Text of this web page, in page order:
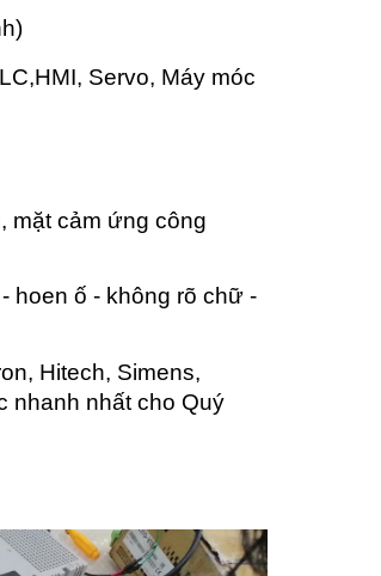
Servo, Máy móc
mặt cảm ứng công
hoen ố - không rõ chữ -
Hitech, Simens,
nhanh nhất cho Quý